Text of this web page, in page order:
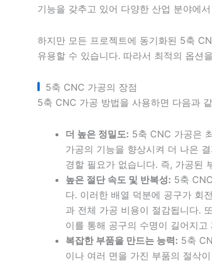
기능을 갖추고 있어 다양한 산업 분야에
하지만 모든 프로젝트에 동기화된 5축
유용할 수 있습니다. 따라서 최적의 옵션
5축 CNC 가공의 장점
5축 CNC 가공 방법을 사용하면 다음과
더 높은 정밀도: 5축 CNC 가공은
가공의 기능을 향상시켜 더 나은
경할 필요가 없습니다. 즉, 가공된
높은 절단 속도 및 반복성: 5축
다. 이러한 배열 덕분에 공구가 회
과 전체 가공 비용이 절감됩니다.
이를 통해 공구의 수명이 길어지고
복잡한 부품을 만드는 능력: 5축
이나 여러 면을 가진 부품의 절삭